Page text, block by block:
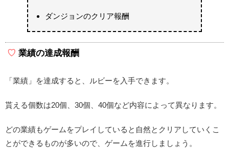
ダンジョンのクリア報酬
業績の達成報酬
「業績」を達成すると、ルビーを入手できます。
貰える個数は20個、30個、40個など内容によって異なります。
どの業績もゲームをプレイしていると自然とクリアしていくこ
とができるものが多いので、ゲームを進行しましょう。